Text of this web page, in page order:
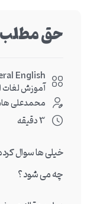
حق مطلب
English
آموزش لغات
محمدعلی
3 دقیقه
خیلی ها سوال
چه می شود؟